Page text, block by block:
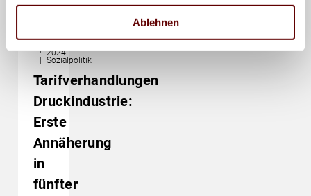
Ablehnen
Tarifpolitik
2024
Sozialpolitik
Tarifverhandlungen
Druckindustrie:
Erste
Annäherung
in
fünfter